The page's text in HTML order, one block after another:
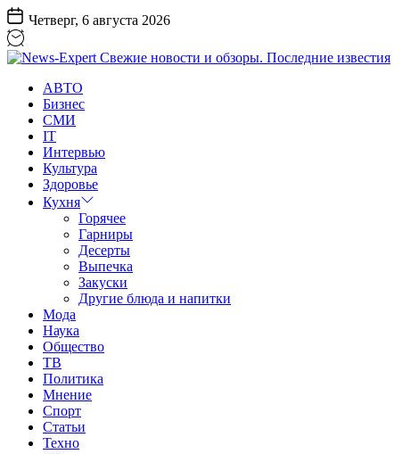
Перейти
к
содержанию
Четверг, 6 августа 2026
Expert
Свежие
новости
обзоры.
Последние
известия
АВТО
Бизнес
СМИ
IT
Интервью
Культура
Здоровье
Кухня
Горячее
Гарниры
Десерты
Выпечка
Закуски
Другие блюда и напитки
Мода
Наука
Общество
ТВ
Политика
Мнение
Спорт
Статьи
Техно